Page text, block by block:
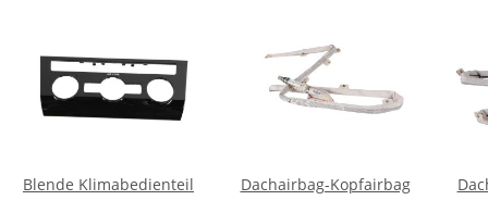
Blende Klimabedienteil
Dachairbag-Kopfairbag